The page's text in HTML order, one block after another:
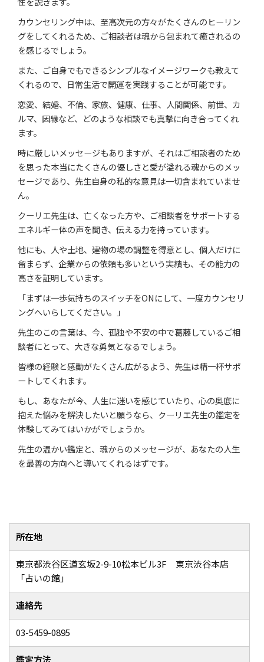
カウンセリング中は、至高次元の方々がたくさんのヒーリン
グをしてくれるため、ご相談者は魂から包まれて癒されるの
を感じるでしょう。
また、ご自身でもできるシンプルなイメージワークも教えて
くれるので、日常生活で開運を実践することが可能です。
恋愛、結婚、不倫、家族、健康、仕事、人間関係、前世、カ
ルマ、因縁など、どのような相談でも真摯に向き合ってくれ
ます。
時に厳しいメッセージもありますが、それはご相談者のため
を思った本当にたくさんの優しさと愛が溢れる魂からのメッ
セージであり、先生自身の私的な意見は一切含まれていませ
ん。
クーリエ先生は、亡くなった方や、ご相談者をサポートする
エネルギー体の声を聞き、伝える力を持っています。
他にも、人や土地、建物の場の調整を得意とし、個人だけに
留まらず、企業からの依頼も多いという実績も、その能力の
高さを証明しています。
「まずは一歩気持ちのスイッチをONにして、一度カウンセリ
ングへいらしてください。」
先生のこの言葉は、今、孤独や不安の中で葛藤しているご相
談者にとって、大きな勇気となるでしょう。
皆様の経験と感動がたくさん広がるよう、先生は精一杯サポ
ートしてくれます。
もし、あなたが今、人生に迷いを感じていたり、心の奥底に
抱えた悩みを解決したいと願うなら、クーリエ先生の鑑定を
体験してみてはいかがでしょうか。
先生の温かい鑑定と、魂からのメッセージが、あなたの人生
を最善の方向へと導いてくれるはずです。
所在地
東京都渋谷区道玄坂2-9-10松本ビル3F 東京渋谷本店
「占いの館」
連絡先
03-5459-0895
鑑定方法